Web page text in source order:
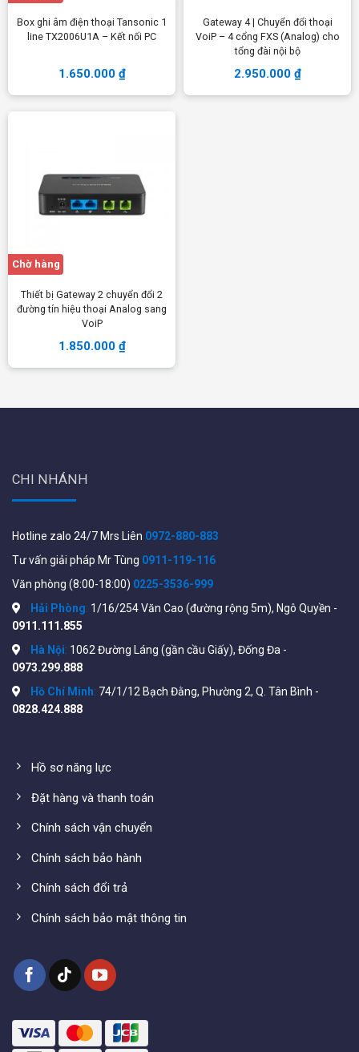
Box ghi âm điện thoại Tansonic 1
line TX2006U1A – Kết nối PC
1.650.000 ₫
Gateway 4 | Chuyển đổi thoại
VoiP – 4 cổng FXS (Analog) cho
tổng đài nội bộ
2.950.000 ₫
Chờ hàng
Thiết bị Gateway 2 chuyển đổi 2
đường tín hiệu thoại Analog sang
VoiP
1.850.000 ₫
CHI NHÁNH
Hotline zalo 24/7 Mrs Liên 0972-880-883
Tư vấn giải pháp Mr Tùng 0911-119-116
Văn phòng (8:00-18:00) 0225-3536-999
Hải Phòng: 1/16/254 Văn Cao (đường rộng 5m), Ngô Quyền -
0911.111.855
Hà Nội: 1062 Đường Láng (gần cầu Giấy), Đống Đa -
0973.299.888
Hồ Chí Minh: 74/1/12 Bạch Đằng, Phường 2, Q. Tân Bình -
0828.424.888
Hồ sơ năng lực
Đặt hàng và thanh toán
Chính sách vận chuyển
Chính sách bảo hành
Chính sách đổi trả
Chính sách bảo mật thông tin